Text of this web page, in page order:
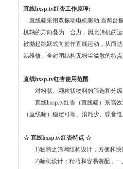
直线hxsp.tv红杏工作原理:
直线筛采用双振动电机驱动,当两台振
机轴的方向叠为一合力，因此筛机的运
被抛起跳跃式向前作直线运动，从而达到
易维修、全封闭结构无粉尘溢散的特点
直线hxsp.tv红杏使用范围
对粉状、颗粒状物料的筛选和分级，
直线hxsp.tv红杏（直线筛）系高效新型的筛
（直线筛）稳定可靠、消耗少、噪音低
☆ 直线hxsp.tv红杏特点 ☆
1)独特之筛网结构设计，方便和快速
2)筛机设计；精巧和容易装配，一